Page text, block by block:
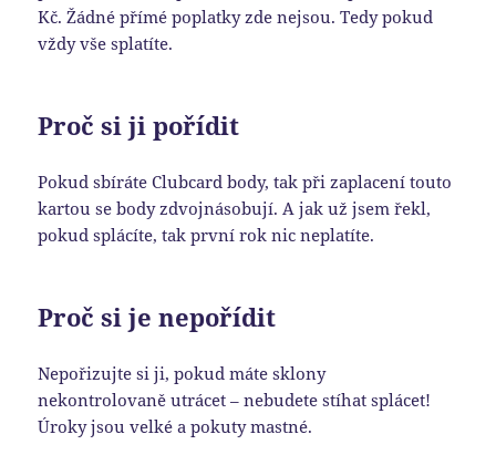
Kč. Žádné přímé poplatky zde nejsou. Tedy pokud
vždy vše splatíte.
Proč si ji pořídit
Pokud sbíráte Clubcard body, tak při zaplacení touto
kartou se body zdvojnásobují. A jak už jsem řekl,
pokud splácíte, tak první rok nic neplatíte.
Proč si je nepořídit
Nepořizujte si ji, pokud máte sklony
nekontrolovaně utrácet – nebudete stíhat splácet!
Úroky jsou velké a pokuty mastné.